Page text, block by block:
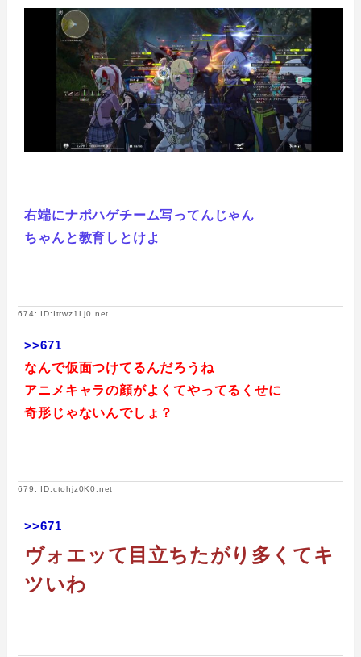
右端にナポハゲチーム写ってんじゃん
ちゃんと教育しとけよ
674: ID:Itrwz1Lj0.net
>>671
なんで仮面つけてるんだろうね
アニメキャラの顔がよくてやってるくせに
奇形じゃないんでしょ？
679: ID:ctohjz0K0.net
>>671
ヴォエッて目立ちたがり多くてキ
ツいわ